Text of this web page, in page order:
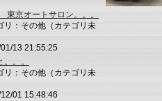
京オートサロン。。。
リ：その他（カテゴリ未
13 21:55:25
。。。
リ：その他（カテゴリ未
01 15:48:46